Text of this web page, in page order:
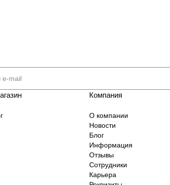
Компания
О компании
Новости
Блог
Информация
Отзывы
Сотрудники
Карьера